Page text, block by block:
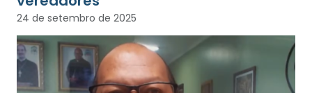
24 de setembro de 2025